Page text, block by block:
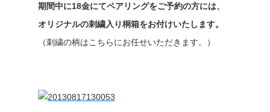
期間中に18金にてペアリングをご予約の方には、
オリジナルの刺繍入り桐箱をお付けいたします。
（刺繍の柄はこちらにお任せいただきます。）